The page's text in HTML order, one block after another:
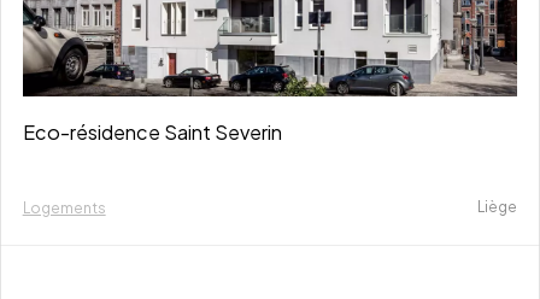
Eco-résidence Saint Severin
Logements Liège